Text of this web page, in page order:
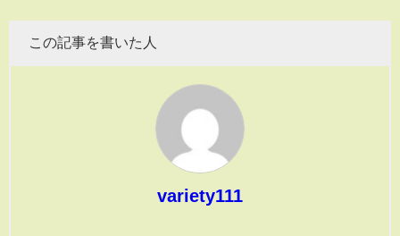
この記事を書いた人
variety111